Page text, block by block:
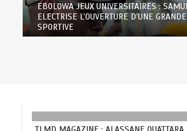
EBOLOWA JEUX UNIVERSITAIRES :
ELECTRISE L’OUVERTURE D’UNE
SPORTIVE